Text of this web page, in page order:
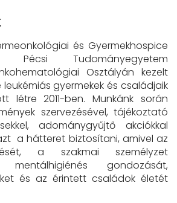
és Gyermekhospice
Tudományegyetem
Osztályán kezelt
gyermekek és családjaik
létre 2011-ben. Munkánk során
szervezésével, tájékoztató
adománygyűjtő akciókkal
a hátteret biztosítani, amivel az
a szakmai személyzet
mentálhigiénés gondozását,
és az érintett családok életét